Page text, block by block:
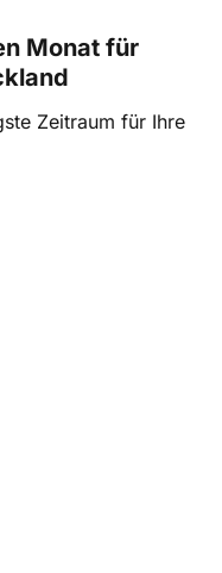
Monat für
Zeitraum für Ihre